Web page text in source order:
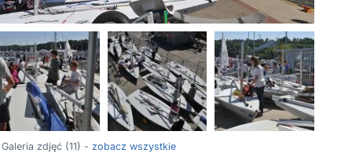
Galeria zdjęć (11) - zobacz wszystkie